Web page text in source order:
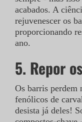
acabados. A
rejuvenescer os
proporcionando
ano.
5. Repor
Os barris perdem
fenólicos de
desista já deles!